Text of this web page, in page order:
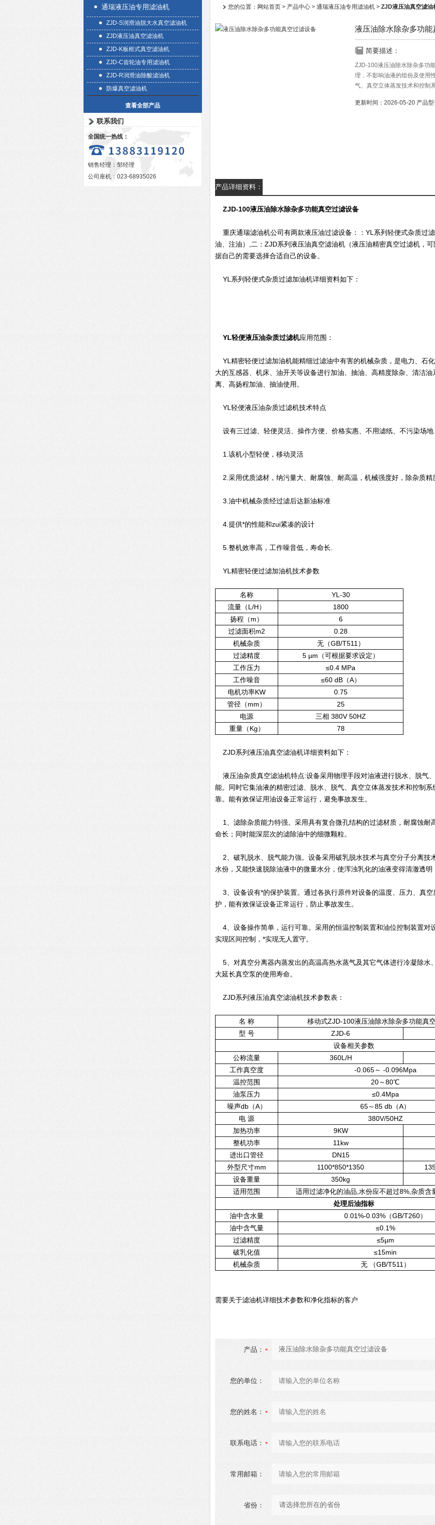
通瑞液压油专用滤油机
ZJD-S润滑油脱大水真空滤油机
ZJD液压油真空滤油机
ZJD-K板框式真空滤油机
ZJD-C齿轮油专用滤油机
ZJD-R润滑油除酸滤油机
防爆真空滤油机
查看全部产品
联系我们
全国统一热线：
销售经理：邹经理
公司座机：023-68935026
您的位置： 网站首页 > 产品中心 > 通瑞液压油专用滤油机 > ZJD液压油真空滤油
液压油除水除杂多功能
简要描述：
ZJD-100液压油除水除杂多功
理，不影响油液的组份及使用
气、真空立体蒸发技术和控制
更新时间： 2026-05-20 产品
产品详细资料：
ZJD-100液压油除水除杂多功能真空过滤设备
重庆通瑞滤油机公司有两款液压油过滤设备：：YL系列轻便式杂质过
油、注油）,二：ZJD系列液压油真空滤油机（液压油精密真空过滤机，
据自己的需要选择合适自己的设备。
YL系列轻便式杂质过滤加油机详细资料如下：
YL轻便液压油杂质过滤机应用范围：
YL精密轻便过滤加油机能精细过滤油中有害的机械杂质，是电力、石
大的互感器、机床、油开关等设备进行加油、抽油、高精度除杂、清洁
离、高扬程加油、抽油使用。
YL轻便液压油杂质过滤机技术特点
设有三过滤、轻便灵活、操作方便、价格实惠、不用滤纸、不污染场地
1.该机小型轻便，移动灵活
2.采用优质滤材，纳污量大、耐腐蚀、耐高温，机械强度好，除杂质精
3.油中机械杂质经过滤后达新油标准
4.提供*的性能和zui紧凑的设计
5.整机效率高，工作噪音低，寿命长.
YL精密轻便过滤加油机技术参数
名称
YL-30
流量（L/H）
1800
扬程（m）
6
过滤面积m2
0.28
机械杂质
无（GB/T511）
过滤精度
5 µm（可根据要求设定）
工作压力
≤0.4 MPa
工作噪音
≤60 dB（A）
电机功率KW
0.75
管径（mm）
25
电源
三相 380V 50HZ
重量（Kg）
78
ZJD系列液压油真空滤油机详细资料如下：
液压油杂质真空滤油机特点:设备采用物理手段对油液进行脱水、脱气
能。同时它集油液的精密过滤、脱水、脱气、真空立体蒸发技术和控制
靠。能有效保证用油设备正常运行，避免事故发生。
1、滤除杂质能力特强。采用具有复合微孔结构的过滤材质，耐腐蚀耐
命长；同时能深层次的滤除油中的细微颗粒。
2、破乳脱水、脱气能力強。设备采用破乳脱水技术与真空分子分离技
水份，又能快速脱除油液中的微量水分，使浑浊乳化的油液变得清澈透明
3、设备设有*的保护装置。通过各执行原件对设备的温度、压力、真
护，能有效保证设备正常运行，防止事故发生。
4、设备操作简单，运行可靠。采用的恒温控制装置和油位控制装置对
实现区间控制，*实现无人置守。
5、对真空分离器内蒸发出的高温高热水蒸气及其它气体进行冷凝除水
大延长真空泵的使用寿命。
ZJD系列液压油真空滤油机技术参数表：
名 称 移动式ZJD-100液压油除水除杂多功能真
型 号
ZJD-6
设备相关参数
公称流量
360L/H
工作真空度
-0.065～ -0.096Mpa
温控范围
20～80℃
油泵压力
≤0.4Mpa
噪声db（A）
65～85 db（A）
电 源
380V/50HZ
加热功率
9KW
整机功率
11kw
进出口管径
DN15
外型尺寸mm
1100*850*1350
设备重量
350kg
适用范围
适用过滤净化的油品,水份应不超过8%,杂质含
处理后油指标
油中含水量
0.01%-0.03%（GB/T260）
油中含气量
≤0.1%
过滤精度
≤5µm
破乳化值
≤15min
机械杂质
无 （GB/T511）
需要关于滤油机详细技术参数和净化指标的客户
产品：
您的单位：
您的姓名：
联系电话：
常用邮箱：
省份：